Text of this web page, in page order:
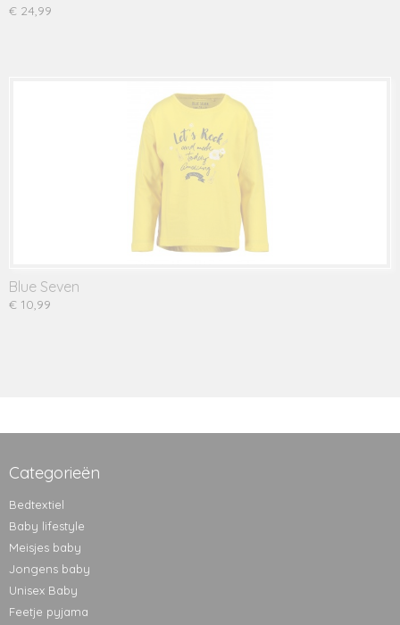
€ 24,99
Blue Seven
€ 10,99
Categorieën
Bedtextiel
Baby lifestyle
Meisjes baby
Jongens baby
Unisex Baby
Feetje pyjama